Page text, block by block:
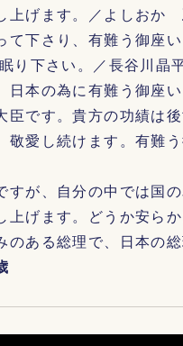
上げます。／よしおか
て下さり、有難う御座
り下さい。／長谷川晶
日本の為に有難う御座
臣です。貴方の功績は
敬愛し続けます。有難
すが、自分の中では国
上げます。どうか安ら
のある総理で、日本の